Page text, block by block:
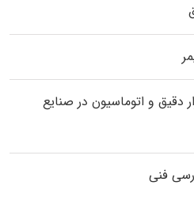
دقیق و اتوماسیون در صنایع
فنی